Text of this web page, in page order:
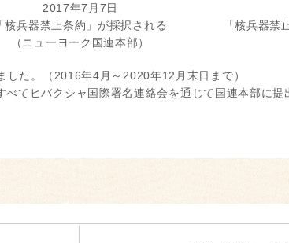
2017年7月7日
「核兵器禁止条約」が採択される
（ニューヨーク国連本部）
「核兵器
た。（2016年4月～2020年12月末日まで）
てヒバクシャ国際署名連絡会を通じて国連本部に提